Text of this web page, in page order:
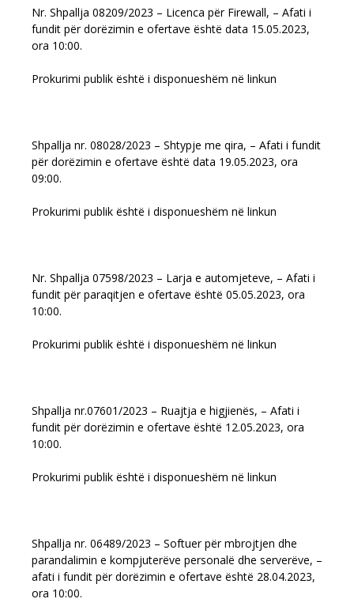
Nr. Shpallja 08209/2023 – Licenca për Firewall, – Afati i
fundit për dorëzimin e ofertave është data 15.05.2023,
ora 10:00.
Prokurimi publik është i disponueshëm në linkun
Shpallja nr. 08028/2023 – Shtypje me qira, – Afati i fundit
për dorëzimin e ofertave është data 19.05.2023, ora
09:00.
Prokurimi publik është i disponueshëm në linkun
Nr. Shpallja 07598/2023 – Larja e automjeteve, – Afati i
fundit për paraqitjen e ofertave është 05.05.2023, ora
10:00.
Prokurimi publik është i disponueshëm në linkun
Shpallja nr.07601/2023 – Ruajtja e higjienës, – Afati i
fundit për dorëzimin e ofertave është 12.05.2023, ora
10:00.
Prokurimi publik është i disponueshëm në linkun
Shpallja nr. 06489/2023 – Softuer për mbrojtjen dhe
parandalimin e kompjuterëve personalë dhe serverëve, –
afati i fundit për dorëzimin e ofertave është 28.04.2023,
ora 10:00.